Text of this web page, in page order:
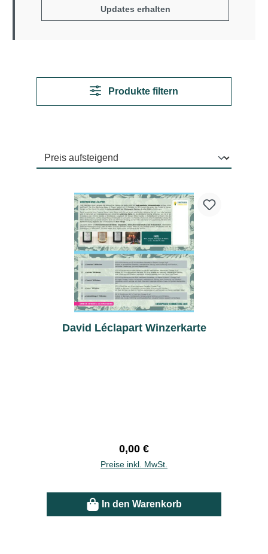
Updates erhalten
Produkte filtern
David Léclapart Winzerkarte
Regulärer Preis:
0,00 €
Preise inkl. MwSt.
In den Warenkorb